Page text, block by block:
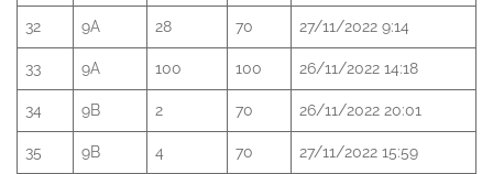
32 9A 28 70 27/11/2022 9:14
33 9A 100 100 26/11/2022 14:18
34 9B 2 70 26/11/2022 20:01
35 9B 4 70 27/11/2022 15:59